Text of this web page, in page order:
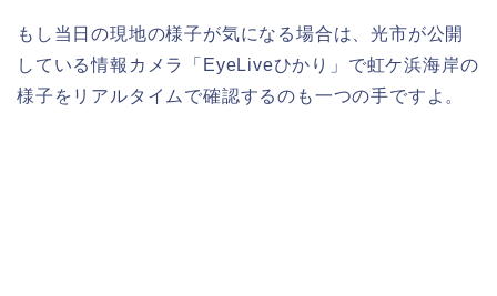
もし当日の現地の様子が気になる場合は、光市が公開
している情報カメラ「EyeLiveひかり」で虹ケ浜海岸の
様子をリアルタイムで確認するのも一つの手ですよ。